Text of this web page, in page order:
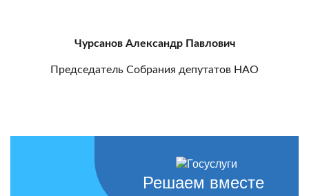
Чурсанов Александр Павлович
Председатель Собрания депутатов НАО
Решаем вместе